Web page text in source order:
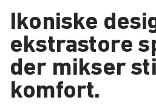
Ikoniske
ekstrastore
der mikser
komfort.